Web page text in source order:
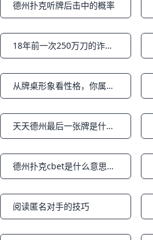
Notifications
德州扑克听牌后击中的概率
Notifications ​18年前一次250万刀的诈唬彻底改变了整个扑克圈
Notifications 从牌桌形象看性格，你属于哪种人？
Notifications 天天德州最后一张牌是什么？
Notifications 德州扑克cbet是什么意思？什么是C-bet持续下注？
Notifications
阅读匿名对手的技巧